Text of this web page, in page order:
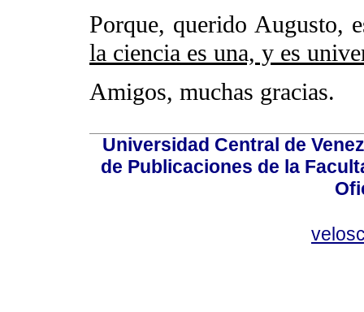
Porque, querido Augusto,
la ciencia es una, y es
Amigos, muchas gracias.
Universidad Central de
de Publicaciones de la